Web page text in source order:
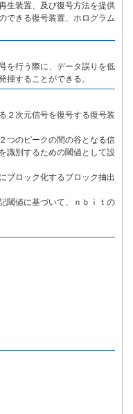
生装置、及び復号方法を提供
できる復号装置、ホログラム
を行う際に、データ誤りを低
揮することができる。
２次元信号を復号する復号装
つのピークの間の谷となる信
識別するための閾値として設
ブロック化するブロック抽出
閾値に基づいて、ｎｂｉｔの